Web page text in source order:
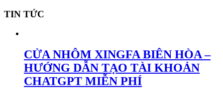
TIN TỨC
CỬA NHÔM XINGFA BIÊN HÒA –
HƯỚNG DẪN TẠO TÀI KHOẢN
CHATGPT MIỄN PHÍ